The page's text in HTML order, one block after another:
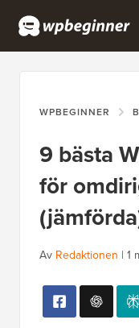
WPBEGINNER
9 bästa
för
Av Redaktionen | 1